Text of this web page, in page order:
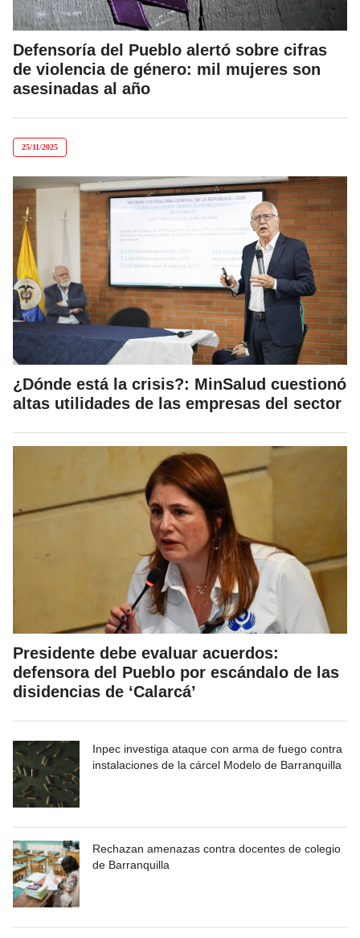
Defensoría del Pueblo alertó sobre cifras
de violencia de género: mil mujeres son
asesinadas al año
25/11/2025
¿Dónde está la crisis?: MinSalud cuestionó
altas utilidades de las empresas del sector
Presidente debe evaluar acuerdos:
defensora del Pueblo por escándalo de las
disidencias de ‘Calarcá’
Inpec investiga ataque con arma de fuego contra
instalaciones de la cárcel Modelo de Barranquilla
Rechazan amenazas contra docentes de colegio
de Barranquilla